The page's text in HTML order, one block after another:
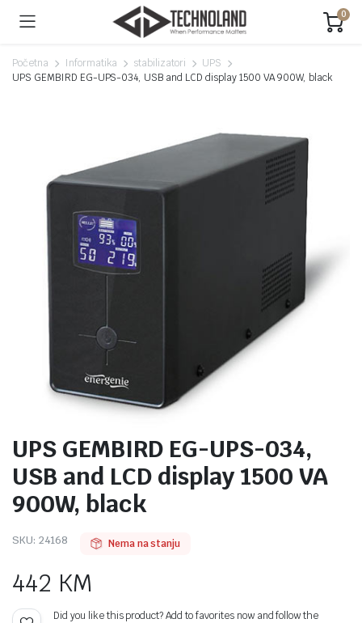
0
Početna Informatika stabilizatori
UPS
UPS GEMBIRD EG-UPS-034, USB and LCD display 1500 VA 900W, black
UPS GEMBIRD EG-UPS-034,
USB and LCD display 1500 VA
900W, black
SKU: 24168 Nema na stanju
442 KM
Did you like this product? Add to favorites now and follow the